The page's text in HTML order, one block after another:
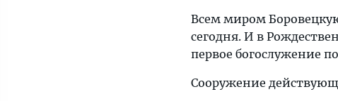
Всем миром
сегодня. И в
первое богослужение
Сооружение